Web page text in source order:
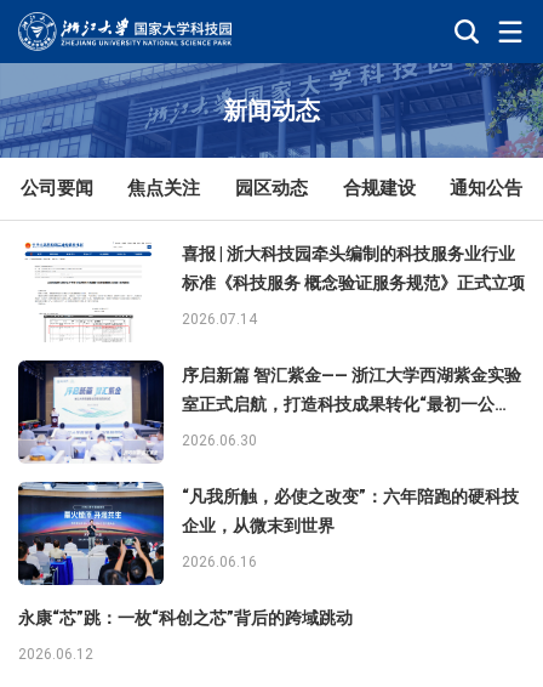
新闻动态
公司要闻 焦点关注 园区动态 合规建设 通知公告
喜报 | 浙大科技园牵头编制的科技服务业行业
标准《科技服务 概念验证服务规范》正式立项
2026.07.14
序启新篇 智汇紫金—— 浙江大学西湖紫金实验
室正式启航，打造科技成果转化“最初一公
里”新标杆
2026.06.30
“凡我所触，必使之改变”：六年陪跑的硬科技
企业，从微末到世界
2026.06.16
永康“芯”跳：一枚“科创之芯”背后的跨域跳动
2026.06.12